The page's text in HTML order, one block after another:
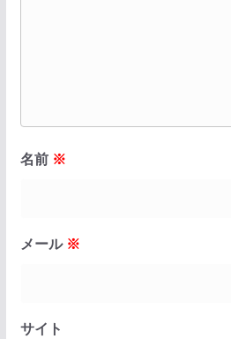
名前 ※
メール ※
サイト